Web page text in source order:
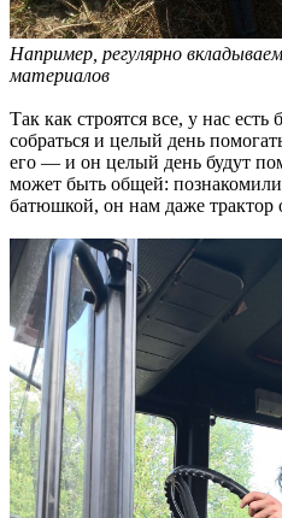
Например, регулярно
материалов
Так как строятся все, у нас
собраться и целый день
его — и он целый день будут
может быть общей:
батюшкой, он нам даже трактор